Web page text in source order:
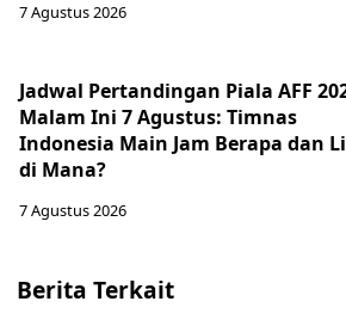
7 Agustus 2026
Jadwal Pertandingan Piala AFF
Malam Ini 7 Agustus: Timnas
Indonesia Main Jam Berapa dan
di Mana?
7 Agustus 2026
Berita Terkait